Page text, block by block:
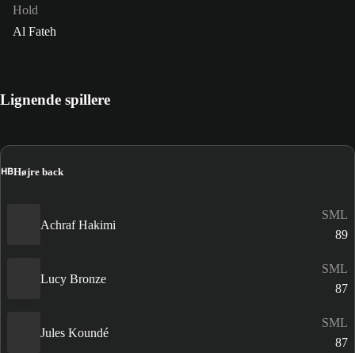
Hold
Al Fateh
Lignende spillere
HBHøjre back
Achraf Hakimi
SML
89
Lucy Bronze
SML
87
Jules Koundé
SML
87